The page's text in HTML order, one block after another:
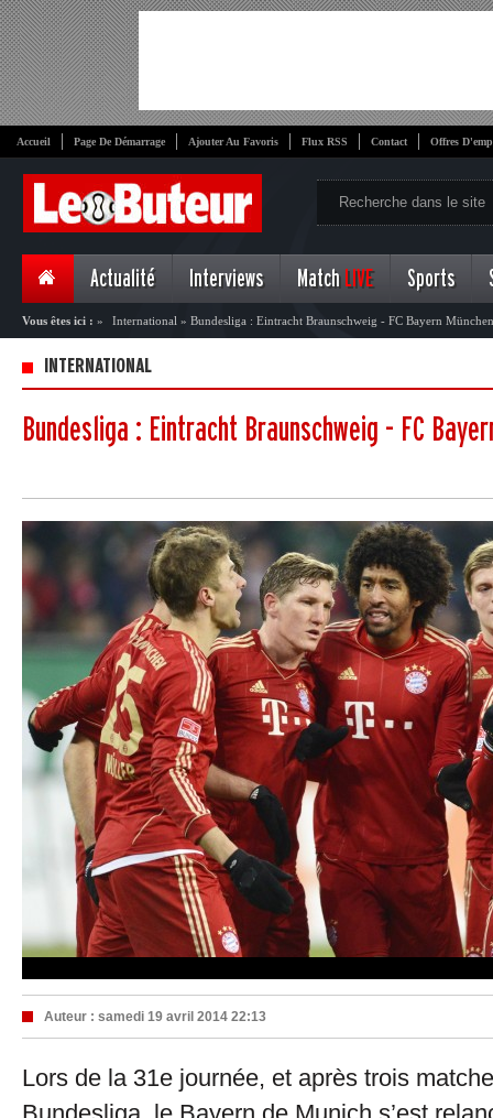
Accueil Page De Démarrage Ajouter Au Favoris Flux RSS Contact Offres
Actualité Interviews Match LIVE Sports
Vous êtes ici : » International » Bundesliga : Eintracht Braunschweig - FC Bayern
INTERNATIONAL
Bundesliga : Eintracht Braunschweig - FC
Auteur : samedi 19 avril 2014 22:13
Lors de la 31e journée, et après trois